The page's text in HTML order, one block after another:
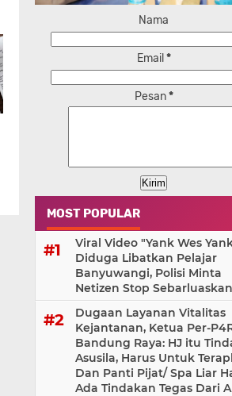
Nama
Email *
Pesan*
MOST POPULAR
Viral Video "Yank Wes
Diduga Libatkan Pelajar
Banyuwangi, Polisi Minta
Netizen Stop Sebarluaskan
Dugaan Layanan Vitalitas
Kejantanan, Ketua Per-
Bandung Raya: HJ itu
Asusila, Harus Untuk
Dan Panti Pijat/ Spa Liar
Ada Tindakan Tegas Dari